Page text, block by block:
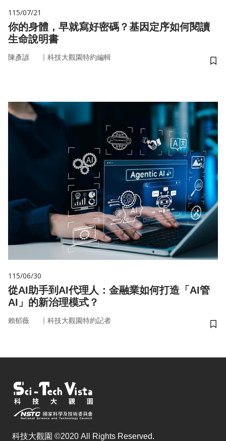
115/07/21
你的身體，早就寫好密碼？基因定序如何閱讀
生命說明書
陳彥諺 ｜ 科技大觀園特約編輯
儲
115/06/30
從AI助手到AI代理人：金融業如何打造「AI管
AI」的新治理模式？
賴郁薇 ｜ 科技大觀園特約記者
儲
科技大觀園 ©2020 All Rights Reserved.